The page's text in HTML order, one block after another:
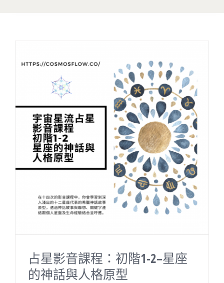
占星課程
文章發表
關於我們
占星影音課程：初階1-2–星座
的神話與人格原型